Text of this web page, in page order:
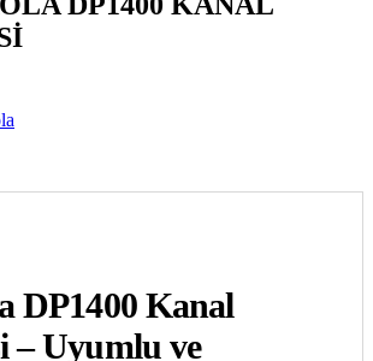
DP1400 Kanal
– Uyumlu ve